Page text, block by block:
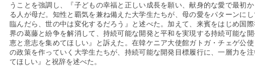
うことを強調し、『子どもの幸福と正しい成長を願い、献身的な愛で最初
る人が母だ。知性と覇気を兼ね備えた大学生たちが、母の愛をパターンに
臨んだら、世の中は変化するだろう』と述べた。加えて、来賓をはじめ国
界の葛藤と紛争を解消して、持続可能な開発と平和を実現する持続可能な
恵と意志を集めてほしい』と訴えた。在韓ケニア大使館ガトガ・チェゲ公
の政策を作っていく大学生たちが、持続可能な開発目標履行に、一層力を
てほしい』と祝辞を述べた。